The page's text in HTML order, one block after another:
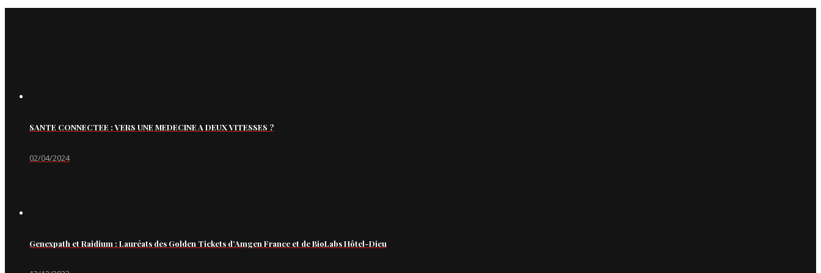
SANTE CONNECTEE : VERS UNE MEDECINE A DEUX VITESSES ?
02/04/2024
Genexpath et Raidium : Lauréats des Golden Tickets d’Amgen France et de BioLabs Hôtel-Dieu